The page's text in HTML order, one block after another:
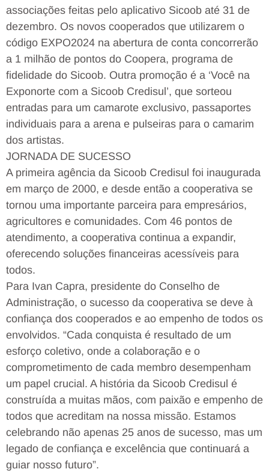
associações feitas pelo aplicativo Sicoob até 31 de
dezembro. Os novos cooperados que utilizarem o
código EXPO2024 na abertura de conta concorrerão
a 1 milhão de pontos do Coopera, programa de
fidelidade do Sicoob. Outra promoção é a ‘Você na
Exponorte com a Sicoob Credisul’, que sorteou
entradas para um camarote exclusivo, passaportes
individuais para a arena e pulseiras para o camarim
dos artistas.
JORNADA DE SUCESSO
A primeira agência da Sicoob Credisul foi inaugurada
em março de 2000, e desde então a cooperativa se
tornou uma importante parceira para empresários,
agricultores e comunidades. Com 46 pontos de
atendimento, a cooperativa continua a expandir,
oferecendo soluções financeiras acessíveis para
todos.
Para Ivan Capra, presidente do Conselho de
Administração, o sucesso da cooperativa se deve à
confiança dos cooperados e ao empenho de todos os
envolvidos. “Cada conquista é resultado de um
esforço coletivo, onde a colaboração e o
comprometimento de cada membro desempenham
um papel crucial. A história da Sicoob Credisul é
construída a muitas mãos, com paixão e empenho de
todos que acreditam na nossa missão. Estamos
celebrando não apenas 25 anos de sucesso, mas um
legado de confiança e excelência que continuará a
guiar nosso futuro”.